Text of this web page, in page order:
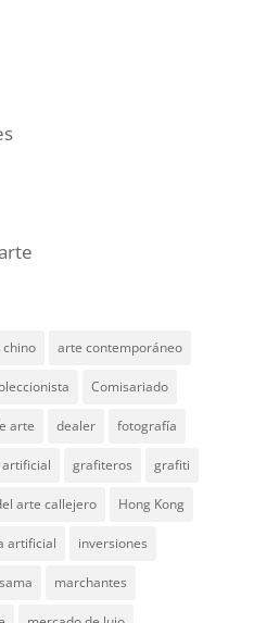
arte contemporáneo
Comisariado
arte dealer fotografía
grafiteros grafiti
arte callejero Hong Kong
artificial inversiones
marchantes